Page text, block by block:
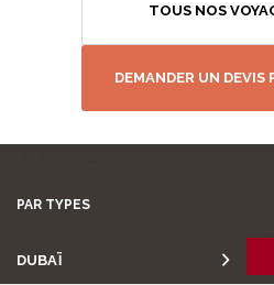
TOUS NOS
DEMANDER UN DEVIS
PAR TYPES
DUBAÏ